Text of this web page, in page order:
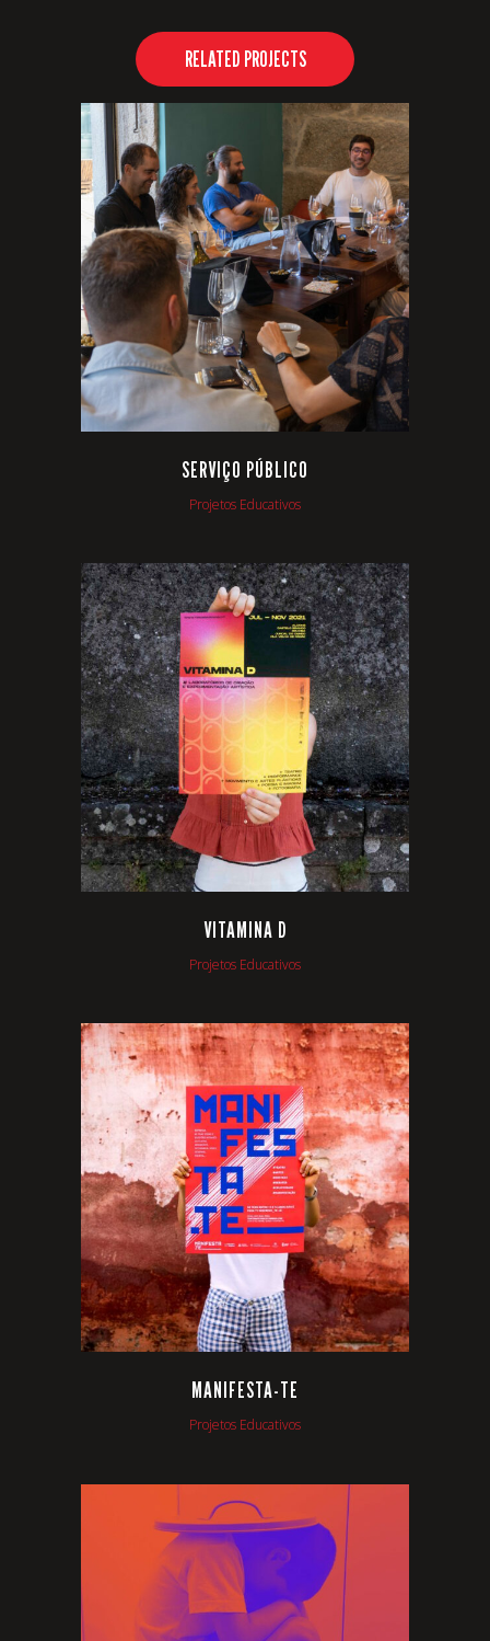
RELATED PROJECTS
VIEW
SERVIÇO PÚBLICO
Projetos Educativos
VIEW
VITAMINA D
Projetos Educativos
VIEW
MANIFESTA-TE
Projetos Educativos